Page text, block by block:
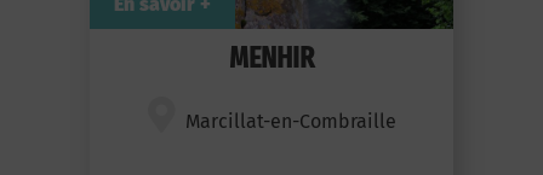
MENHIR
Marcillat-en-Combraille